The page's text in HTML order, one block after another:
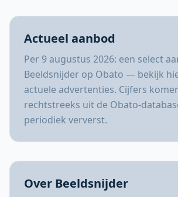
Actueel aanbod
Per 9 augustus 2026: een select
Beeldsnijder op Obato — bekijk
actuele advertenties. Cijfers
rechtstreeks uit de Obato-
periodiek ververst.
Over Beeldsnijder